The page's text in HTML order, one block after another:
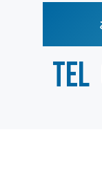
TEL